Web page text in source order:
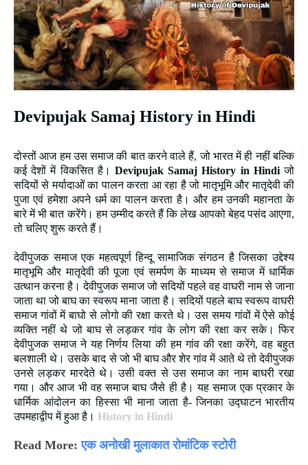
Devipujak Samaj History in Hindi
दोस्तों आज हम उस समाज की बात करने वाले हैं, जो भारत में ही नहीं बल्कि
कई देशों में विकसित है। Devipujak Samaj History in Hindiजो
सदियों से मर्यादाओं का पालन करता आ रहा है जो मातृभूमि और मातृदेवी की
पुजा एवं हमेशा अपने धर्म का पालन करता है। और हम उनकी महानता के
बारे में भी बात करेंगे। हम उम्मीद करते हैं कि लेख आपको बेहद पसंद आएगा,
तो चलिए शुरू करते हैं।
देवीपुजक समाज एक महत्वपूर्ण हिन्दू सामाजिक संगठन है जिसका उद्देश्य
मातृभूमि और मातृदेवी की पूजा एवं समर्पण के माध्यम से समाज में धार्मिक
उत्थान करना है। देवीपुजक समाज जो सदियों पहले वह वाघरी नाम से जाना
जाता था जो बाघ का स्वरूप माना जाता है। सदियों पहले बाघ स्वरूप वाघरी
समाज गांवों में बाघो से लोगो की रक्षा करते थे। उस समय गांवों में ऐसे कोई
व्यक्ति नहीं थे जो बाघ से लड़कर गांव के लोग की रक्षा कर सके। फिर
देवीपुजक समाज ने यह निर्णय लिया की हम गांव की रक्षा करेंगे, वह बहुत
बलशाली थे। उसके बाद से जो भी बाघ और शेर गांव में आते थे तो देवीपुजक
उनसे लड़कर मारदेते थे। उसी वक्त से उस समाज का नाम बाघरी रखा
गया। और आज भी वह समाज बाघ जैसे ही है। यह समाज एक प्रकार के
धार्मिक आंदोलन का हिस्सा भी माना जाता है- जिनका उद्घाटन भारतीय
उपमहाद्वीप में हुआ है। History in Hindi
Read More:एक अनोखी मुलाकात रोमांटिक स्टोरी